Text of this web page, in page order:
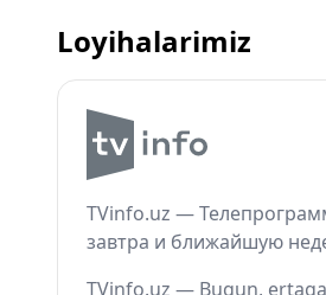
Loyihalarimiz
TVinfo.uz —
завтра и ближайшую
TVinfo.uz — Bugun,